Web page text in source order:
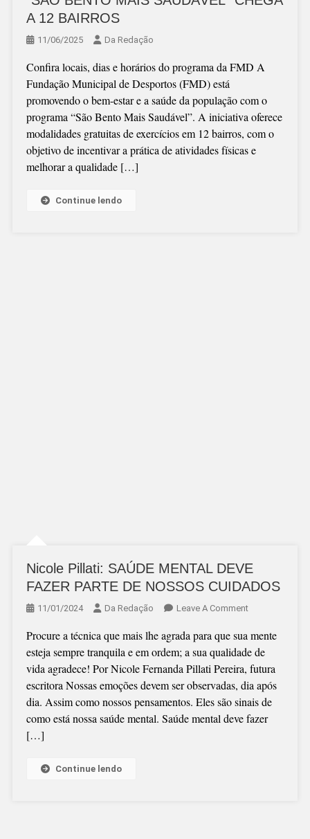
A 12 BAIRROS
11/06/2025 Da Redação
Confira locais, dias e horários do programa da FMD A
Fundação Municipal de Desportos (FMD) está
promovendo o bem-estar e a saúde da população com o
programa “São Bento Mais Saudável”. A iniciativa oferece
modalidades gratuitas de exercícios em 12 bairros, com o
objetivo de incentivar a prática de atividades físicas e
melhorar a qualidade […]
Continue lendo
Nicole Pillati: SAÚDE MENTAL DEVE
FAZER PARTE DE NOSSOS CUIDADOS
11/01/2024 Da Redação Leave A CommentOn
Pillati:
SAÚDE
MENTAL
DEVE
FAZER
PARTE
Procure a técnica que mais lhe agrada para que sua mente
esteja sempre tranquila e em ordem; a sua qualidade de
vida agradece! Por Nicole Fernanda Pillati Pereira, futura
escritora Nossas emoções devem ser observadas, dia após
dia. Assim como nossos pensamentos. Eles são sinais de
como está nossa saúde mental. Saúde mental deve fazer
[…]
Continue lendo